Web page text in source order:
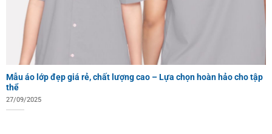
Mẫu áo lớp đẹp giá rẻ, chất lượng cao – Lựa chọn hoàn hảo cho tập
thể
27/09/2025